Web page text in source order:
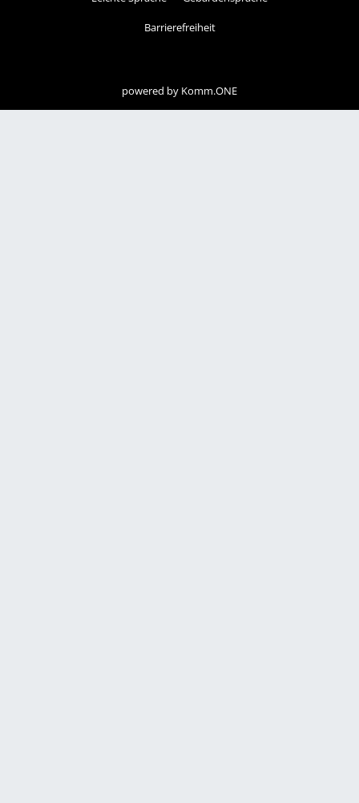
Barrierefreiheit
powered by Komm.ONE